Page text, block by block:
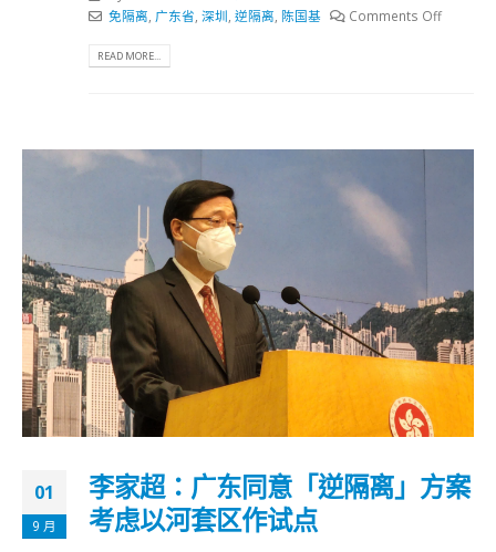
免隔离 广东省 深圳 逆隔离 陈国基 Comments Off
READ MORE...
01
9 月
李家超：广东同意「逆隔离」方案
考虑以河套区作试点